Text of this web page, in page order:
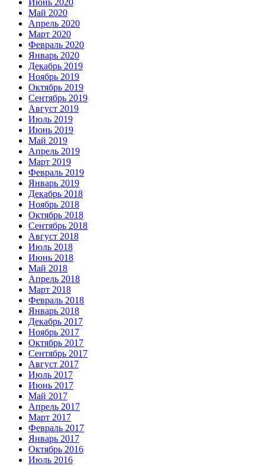
Июнь 2020
Май 2020
Апрель 2020
Март 2020
Февраль 2020
Январь 2020
Декабрь 2019
Ноябрь 2019
Октябрь 2019
Сентябрь 2019
Август 2019
Июль 2019
Июнь 2019
Май 2019
Апрель 2019
Март 2019
Февраль 2019
Январь 2019
Декабрь 2018
Ноябрь 2018
Октябрь 2018
Сентябрь 2018
Август 2018
Июль 2018
Июнь 2018
Май 2018
Апрель 2018
Март 2018
Февраль 2018
Январь 2018
Декабрь 2017
Ноябрь 2017
Октябрь 2017
Сентябрь 2017
Август 2017
Июль 2017
Июнь 2017
Май 2017
Апрель 2017
Март 2017
Февраль 2017
Январь 2017
Октябрь 2016
Июль 2016